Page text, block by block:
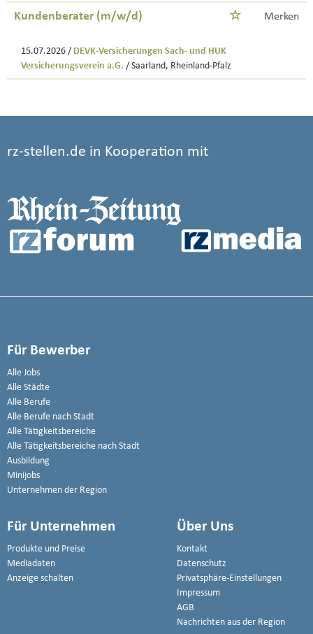
Kundenberater (m/w/d) Merken
15.07.2026 / DEVK-Versicherungen Sach- und HUK
Versicherungsverein a.G. / Saarland, Rheinland-Pfalz
rz-stellen.de in Kooperation mit
Für Bewerber
Alle Jobs
Alle Städte
Alle Berufe
Alle Berufe nach Stadt
Alle Tätigkeitsbereiche
Alle Tätigkeitsbereiche nach Stadt
Ausbildung
Minijobs
Unternehmen der Region
Für Unternehmen
Produkte und Preise
Mediadaten
Anzeige schalten
Über Uns
Kontakt
Datenschutz
Privatsphäre-Einstellungen
Impressum
AGB
Nachrichten aus der Region